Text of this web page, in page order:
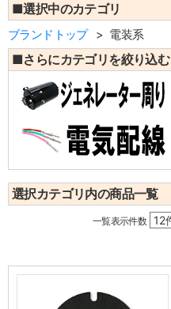
■選択中のカテゴリ
ブランドトップ 電装系
■さらにカテゴリを絞り込む
選択カテゴリ内の商品一覧
一覧表示件数